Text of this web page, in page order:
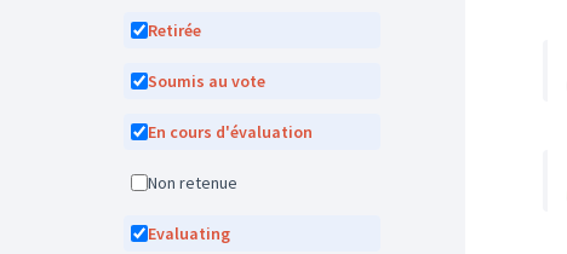
Retirée
Soumis au vote
En cours d'évaluation
Non retenue
Evaluating